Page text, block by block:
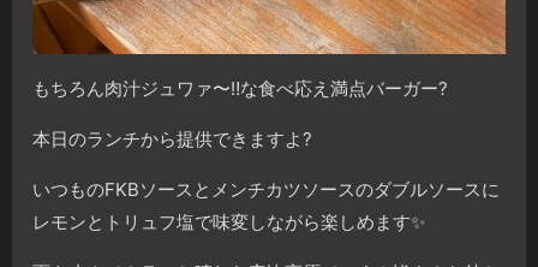
もちろん肉汁ジュワァ〜‼︎な食べ応え満点バーガー?
本日のランチから提供できますよ?
いつものFKBソースとメンチカツソースのダブルソースに
レモンとトリュフ塩で味変しながら楽しめます✨